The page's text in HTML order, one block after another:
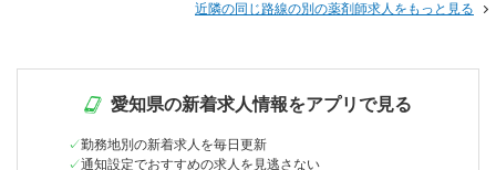
近隣の同じ路線の別の薬剤師求人をもっと見る
愛知県の新着求人情報をアプリで見る
勤務地別の新着求人を毎日更新
通知設定でおすすめの求人を見逃さない